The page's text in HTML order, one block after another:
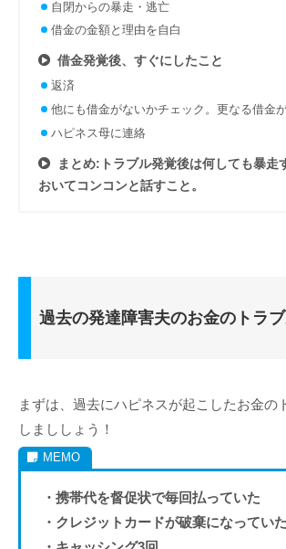
自閉からの暴走・逃亡
借金の金額と理由を自白
借金発覚後、すぐにしたこと
返済
他にも借金がないかチェック。更なる借金が
ハピネス母に連絡
まとめ:トラブル発覚後は何しても暴走
おいてコンコンと話すこと。
過去の発達障害夫のお金のトラ
まずは、過去にハピネスが起こしたお金の
しまししょう！
・携帯代を督促状で毎回払っていた
・クレジットカードが破棄になっていた